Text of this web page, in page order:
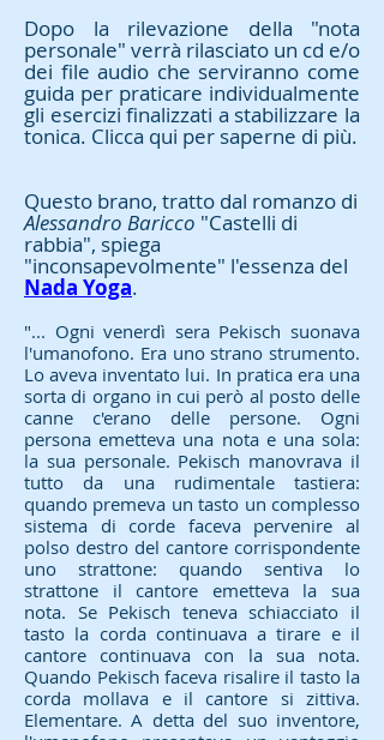
Dopo la rilevazione della "nota
personale" verrà rilasciato un cd e/o
dei file audio che serviranno come
guida per praticare individualmente
gli esercizi finalizzati a stabilizzare la
tonica. Clicca qui per saperne di più.
Questo brano, tratto dal romanzo di
Alessandro Baricco "Castelli di
rabbia", spiega
"inconsapevolmente" l'essenza del
Nada Yoga.
"... Ogni venerdì sera Pekisch suonava
l'umanofono. Era uno strano strumento.
Lo aveva inventato lui. In pratica era una
sorta di organo in cui però al posto delle
canne c'erano delle persone. Ogni
persona emetteva una nota e una sola:
la sua personale. Pekisch manovrava il
tutto da una rudimentale tastiera:
quando premeva un tasto un complesso
sistema di corde faceva pervenire al
polso destro del cantore corrispondente
uno strattone: quando sentiva lo
strattone il cantore emetteva la sua
nota. Se Pekisch teneva schiacciato il
tasto la corda continuava a tirare e il
cantore continuava con la sua nota.
Quando Pekisch faceva risalire il tasto la
corda mollava e il cantore si zittiva.
Elementare. A detta del suo inventore,